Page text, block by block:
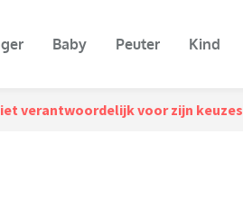
Baby Peuter Kind
verantwoordelijk voor zijn keuzes